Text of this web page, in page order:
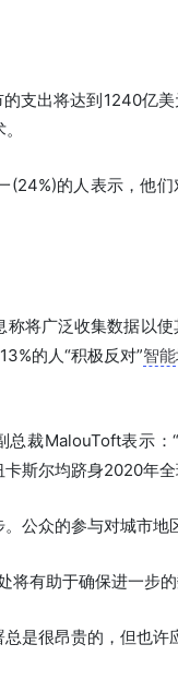
的支出将达到1240亿
的人表示，他
将广泛收集数据以
的人“积极反对”智能
裁MalouToft表示
斯尔均跻身2020年全
公众的参与对城市地
将有助于确保进一步
是很昂贵的，但也许